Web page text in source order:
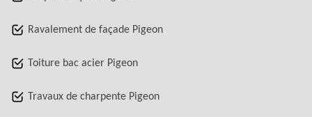
Ravalement de façade Pigeon
Toiture bac acier Pigeon
Travaux de charpente Pigeon